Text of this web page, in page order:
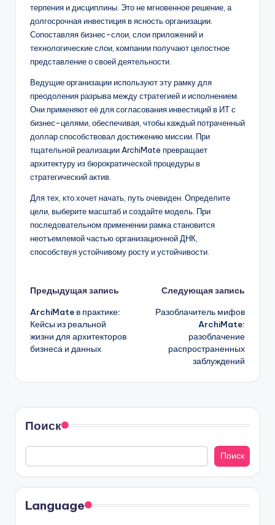
терпения и дисциплины. Это не мгновенное решение, а
долгосрочная инвестиция в ясность организации.
Сопоставляя бизнес-слои, слои приложений и
технологические слои, компании получают целостное
представление о своей деятельности.
Ведущие организации используют эту рамку для
преодоления разрыва между стратегией и исполнением.
Они применяют её для согласования инвестиций в ИТ с
бизнес-целями, обеспечивая, чтобы каждый потраченный
доллар способствовал достижению миссии. При
тщательной реализации ArchiMate превращает
архитектуру из бюрократической процедуры в
стратегический актив.
Для тех, кто хочет начать, путь очевиден. Определите
цели, выберите масштаб и создайте модель. При
последовательном применении рамка становится
неотъемлемой частью организационной ДНК,
способствуя устойчивому росту и устойчивости.
Навигация
записи
Предыдущая запись
ArchiMate в практике:
Кейсы из реальной
жизни для архитекторов
бизнеса и данных
Следующая запись
Разоблачитель мифов
ArchiMate:
разоблачение
распространенных
заблуждений
Поиск
Поиск
Language